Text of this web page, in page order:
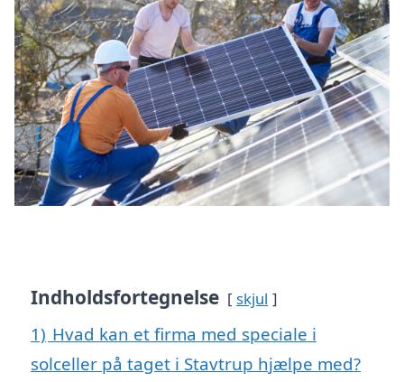
Indholdsfortegnelse skjul
1) Hvad kan et firma med speciale i
solceller på taget i Stavtrup hjælpe med?